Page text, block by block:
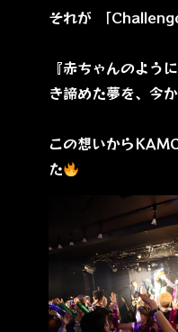
それが 「
『赤ちゃんのよう
き諦めた夢を、今
この想いから
た